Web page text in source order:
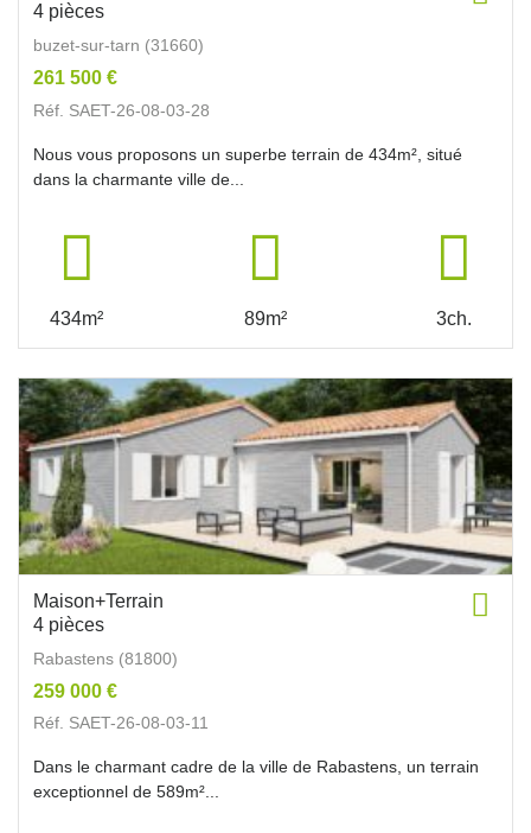
4 pièces
buzet-sur-tarn (31660)
261 500 €
Réf. SAET-26-08-03-28
Nous vous proposons un superbe terrain de 434m², situé
dans la charmante ville de...
434m² 89m² 3ch.
Maison+Terrain
4 pièces
Rabastens (81800)
259 000 €
Réf. SAET-26-08-03-11
Dans le charmant cadre de la ville de Rabastens, un terrain
exceptionnel de 589m²...